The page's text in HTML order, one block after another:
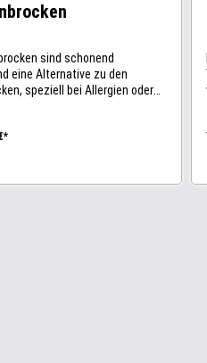
sind schonend
eine Alternative zu den
speziell bei Allergien oder
100% getrocknete
Analytische Bestandteile:
Rohfett 9,8%; Rohasche 5,1%;
0,8%Werte